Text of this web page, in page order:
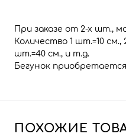
При заказе от 2-х шт.,
Количество 1 шт.=10
шт.=40 см., и т.д.
Бегунок
ПОХОЖИЕ